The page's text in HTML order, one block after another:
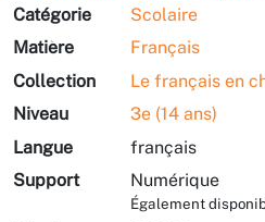
Catégorie
Scolaire
Matière
Français
Collection
Le français en
Niveau
3e (14 ans)
Langue
français
Support
Numérique
Également